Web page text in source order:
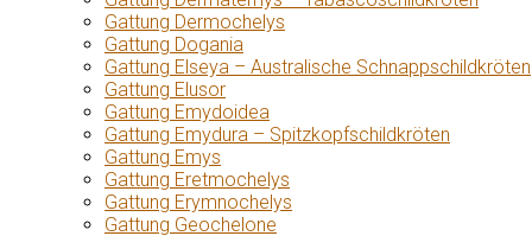
Gattung Dermochelys
Gattung Dogania
Gattung Elseya – Australische Schnappschildkröten
Gattung Elusor
Gattung Emydoidea
Gattung Emydura – Spitzkopfschildkröten
Gattung Emys
Gattung Eretmochelys
Gattung Erymnochelys
Gattung Geochelone